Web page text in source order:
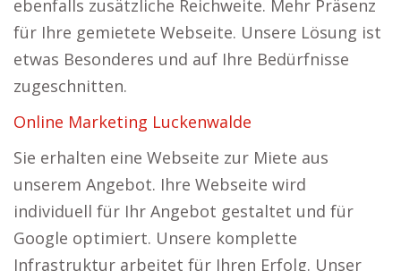
ebenfalls zusätzliche Reichweite. Mehr Präsenz
für Ihre gemietete Webseite. Unsere Lösung ist
etwas Besonderes und auf Ihre Bedürfnisse
zugeschnitten.
Online Marketing Luckenwalde
Sie erhalten eine Webseite zur Miete aus
unserem Angebot. Ihre Webseite wird
individuell für Ihr Angebot gestaltet und für
Google optimiert. Unsere komplette
Infrastruktur arbeitet für Ihren Erfolg. Unser